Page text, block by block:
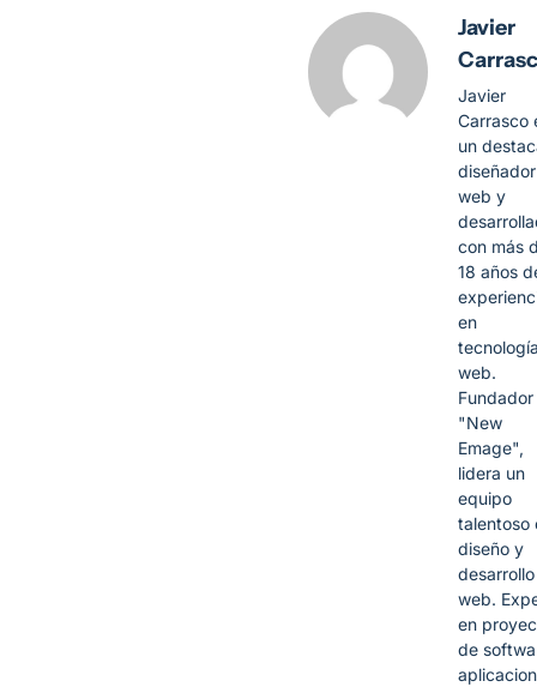
Javier
Javier
Carrasco
un
diseñador
web y
con más
18 años
en
web.
"New
Emage",
lidera un
equipo
talentoso
diseño y
desarrollo
web.
en
de